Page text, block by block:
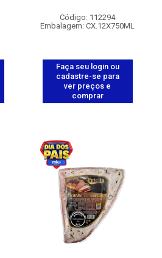
Código: 112294
Embalagem: CX.12X750ML
Faça seu login ou
cadastre-se para
ver preços e
comprar